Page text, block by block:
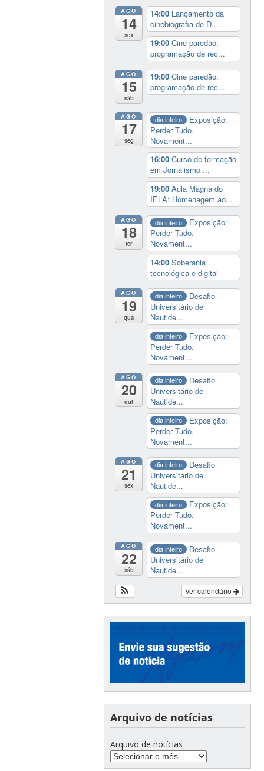
AGO
14
sex
14:00 Lançamento da
cinebiografia de D...
19:00Cine paredão:
programação de rec...
AGO
15
sáb
19:00Cine paredão:
programação de rec...
AGO
17
seg
dia inteiro
Exposição:
Perder Tudo.
Novament...
16:00Curso de formação
em Jornalismo ...
19:00Aula Magna do
IELA: Homenagem ao...
AGO
18
ter
dia inteiro
Exposição:
Perder Tudo.
Novament...
14:00Soberania
tecnológica e digital
AGO
19
qua
dia inteiro
Desafio
Universitário de
Nautide...
dia inteiro
Exposição:
Perder Tudo.
Novament...
AGO
20
qui
dia inteiro
Desafio
Universitário de
Nautide...
dia inteiro
Exposição:
Perder Tudo.
Novament...
AGO
21
sex
dia inteiro
Desafio
Universitário de
Nautide...
dia inteiro
Exposição:
Perder Tudo.
Novament...
AGO
22
sáb
dia inteiro
Desafio
Universitário de
Nautide...
Ver calendário
Arquivo de notícias
Arquivo de notícias